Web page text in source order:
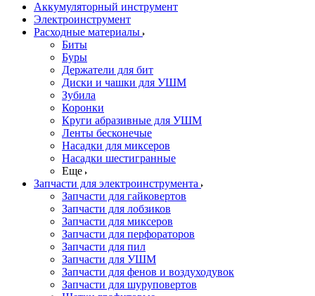
Аккумуляторный инструмент
Электроинструмент
Расходные материалы
Биты
Буры
Держатели для бит
Диски и чашки для УШМ
Зубила
Коронки
Круги абразивные для УШМ
Ленты бесконечые
Насадки для миксеров
Насадки шестигранные
Еще
Запчасти для электроинструмента
Запчасти для гайковертов
Запчасти для лобзиков
Запчасти для миксеров
Запчасти для перфораторов
Запчасти для пил
Запчасти для УШМ
Запчасти для фенов и воздуходувок
Запчасти для шуруповертов